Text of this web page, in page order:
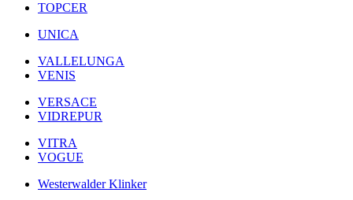
TOPCER
UNICA
VALLELUNGA
VENIS
VERSACE
VIDREPUR
VITRA
VOGUE
Westerwalder Klinker